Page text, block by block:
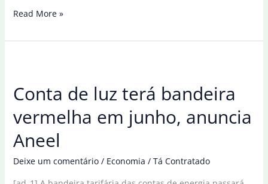
Nova
tenta
na
de
luz
derrubada
Read More »
Conta de luz terá bandeira
vermelha em junho, anuncia
Aneel
Deixe um comentário / Economia / Tá Contratado